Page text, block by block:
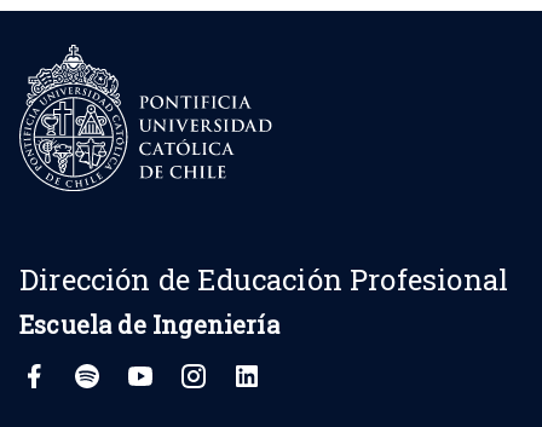
Dirección de Educación Profesional
Escuela de Ingeniería